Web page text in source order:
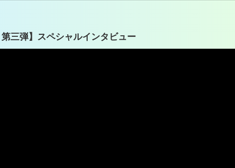
三弾】スペシャルインタビュー